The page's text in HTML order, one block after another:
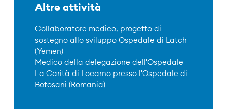
Altre attività
Collaboratore medico, progetto di
sostegno allo sviluppo Ospedale di Latch
(Yemen)
Medico della delegazione dell'Ospedale
La Carità di Locarno presso l'Ospedale di
Botosani (Romania)